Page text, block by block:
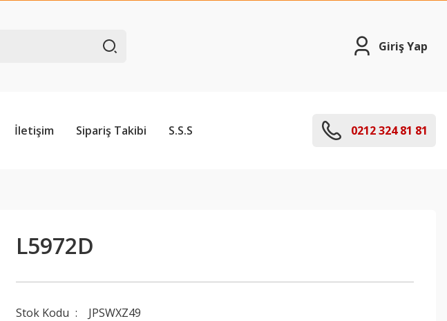
Giriş Yap
İletişim Sipariş Takibi S.S.S 0212 324 81 81
L5972D
Stok Kodu
JPSWXZ49